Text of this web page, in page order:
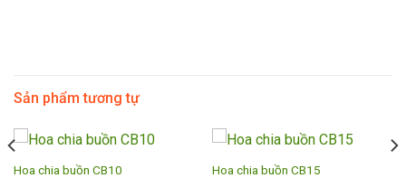
Sản phẩm tương tự
Hoa chia buồn CB10 Hoa chia buồn CB15